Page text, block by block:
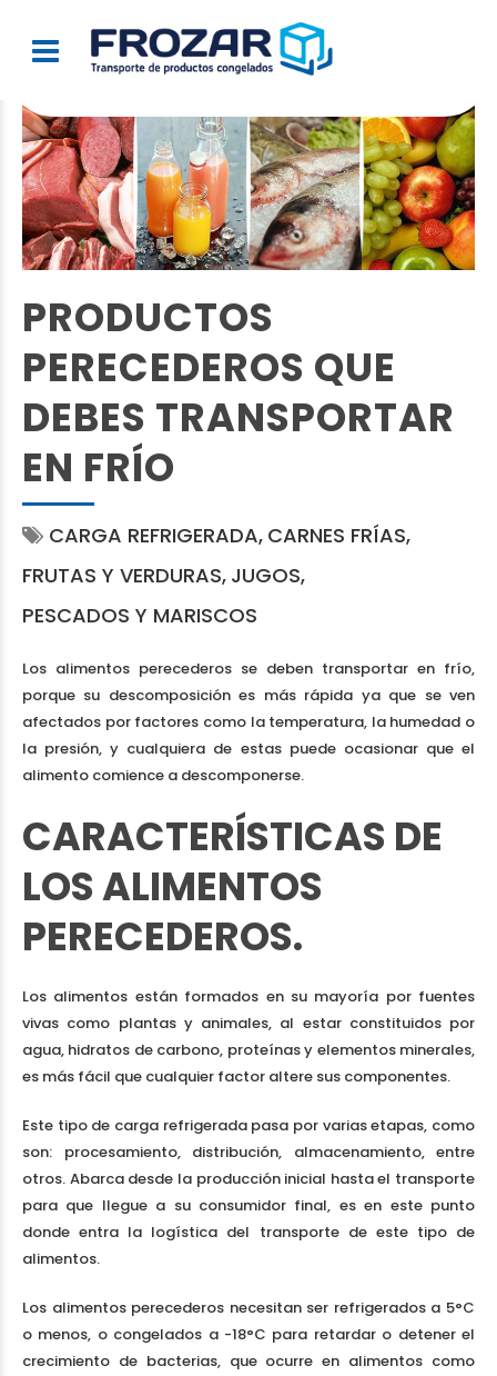
PRODUCTOS
PERECEDEROS QUE
DEBES TRANSPORTAR
EN FRÍO
CARGA REFRIGERADA CARNES FRÍAS
FRUTAS Y VERDURAS JUGOS
PESCADOS Y MARISCOS
Los alimentos perecederos se deben transportar en frío,
porque su descomposición es más rápida ya que se ven
afectados por factores como la temperatura, la humedad o
la presión, y cualquiera de estas puede ocasionar que el
alimento comience a descomponerse.
CARACTERÍSTICAS DE
LOS ALIMENTOS
PERECEDEROS.
Los alimentos están formados en su mayoría por fuentes
vivas como plantas y animales, al estar constituidos por
agua, hidratos de carbono, proteínas y elementos minerales,
es más fácil que cualquier factor altere sus componentes.
Este tipo de carga refrigerada pasa por varias etapas, como
son: procesamiento, distribución, almacenamiento, entre
otros. Abarca desde la producción inicial hasta el transporte
para que llegue a su consumidor final, es en este punto
donde entra la logística del transporte de este tipo de
alimentos.
Los alimentos perecederos necesitan ser refrigerados a 5°C
o menos, o congelados a -18°C para retardar o detener el
crecimiento de bacterias, que ocurre en alimentos como